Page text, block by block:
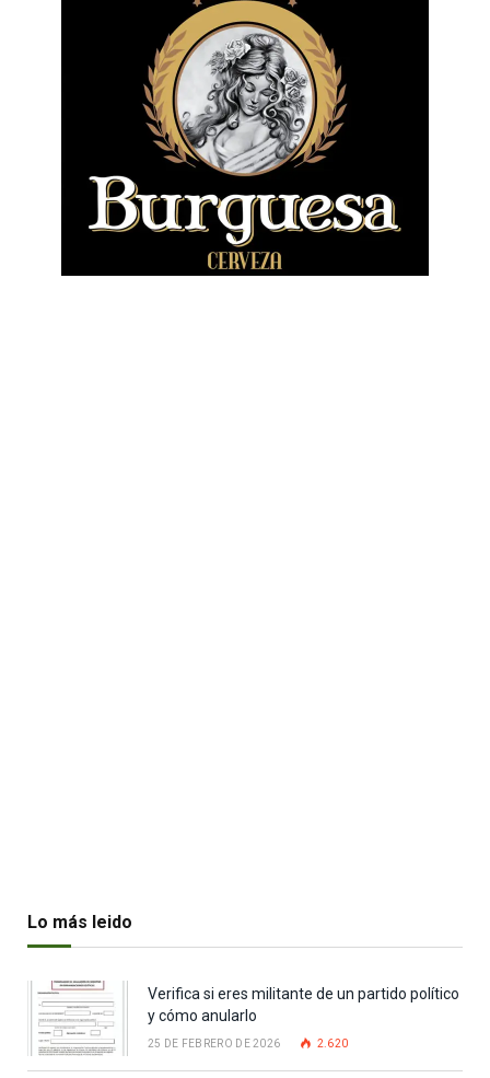
Lo más leido
Verifica si eres militante de un partido político
y cómo anularlo
25 DE FEBRERO DE 2026 2.620